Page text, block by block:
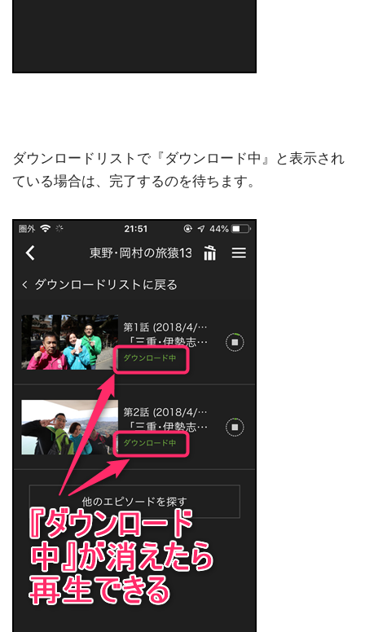
ダウンロードリストで『ダウンロード中』と表示され
ている場合は、完了するのを待ちます。